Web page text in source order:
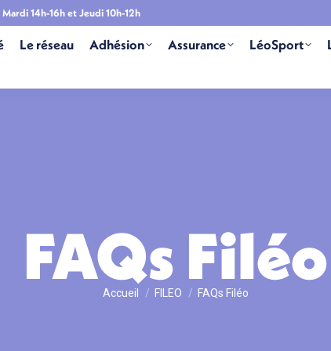
Mardi 14h-16h et Jeudi 10h-12h
Le réseau Adhésion Assurance LéoSport
FAQs Filéo
Vous êtes ici :
Accueil FILEO FAQs Filéo